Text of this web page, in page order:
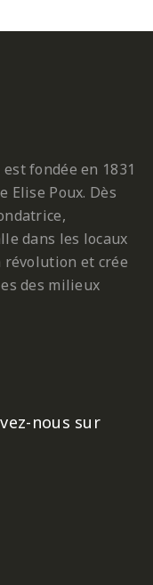
fondée en 1831
Elise Poux. Dès
dans les locaux
révolution et crée
des milieux
nous sur